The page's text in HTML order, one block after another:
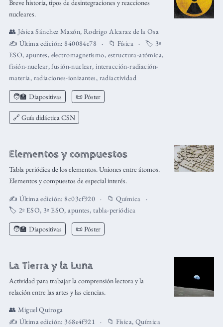
Breve historia, tipos de desintegraciones y reacciones
nucleares.
👥 Jésica Sánchez Mazón, Rodrigo Alcaraz de la Osa
✍️ Última edición: 840084e78 📁 Física 🏷️ 3º
ESO, apuntes, electromagnetismo, estructura-atómica,
fisión-nuclear,fusión-nuclear,interacción-radiación-
materia, radiaciones-ionizantes, radiactividad
🧑‍🏫 Diapositivas 📜 Póster
🔗 Guía didáctica CSN
Elementos y compuestos
Tabla periódica de los elementos. Uniones entre átomos.
Elementos y compuestos de especial interés.
✍️ Última edición: 8c03cf920 📁 Química
🏷️ 2º ESO, 3º ESO,apuntes,tabla-periódica
🧑‍🏫 Diapositivas 📜 Póster
La Tierra y la Luna
Actividad para trabajar la comprensión lectora y la
relación entre las artes y las ciencias.
👥 Miguel Quiroga
✍️ Última edición: 368e4f921 📁 Física,Química